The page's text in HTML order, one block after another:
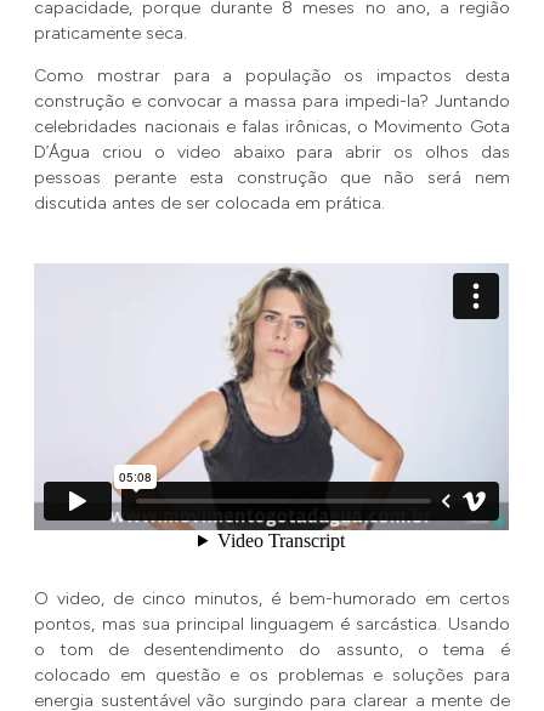
capacidade, porque durante 8 meses no ano, a região
praticamente seca.
Como mostrar para a população os impactos desta
construção e convocar a massa para impedi-la? Juntando
celebridades nacionais e falas irônicas, o Movimento Gota
D’Água criou o video abaixo para abrir os olhos das
pessoas perante esta construção que não será nem
discutida antes de ser colocada em prática.
O video, de cinco minutos, é bem-humorado em certos
pontos, mas sua principal linguagem é sarcástica. Usando
o tom de desentendimento do assunto, o tema é
colocado em questão e os problemas e soluções para
energia sustentável vão surgindo para clarear a mente de